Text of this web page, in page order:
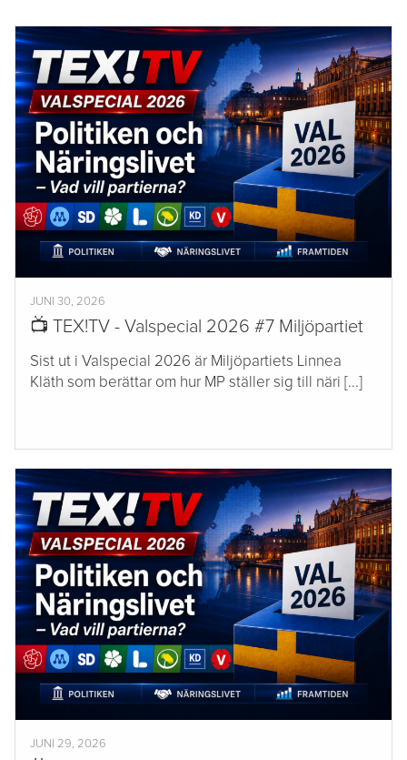
JUNI 30, 2026
📺 TEX!TV - Valspecial 2026 #7 Miljöpartiet
Sist ut i Valspecial 2026 är Miljöpartiets Linnea
Kläth som berättar om hur MP ställer sig till näri [...]
JUNI 29, 2026